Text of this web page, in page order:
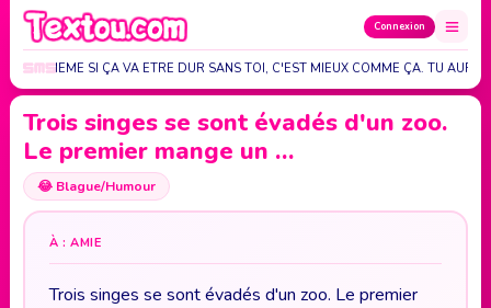
Connexion
MOI. MEME SI ÇA VA ETRE DUR SANS TOI, C'EST MIEUX COMME ÇA. TU AURA…
Trois singes se sont évadés d'un zoo.
Le premier mange un …
😂 Blague/Humour
À : AMIE
Trois singes se sont évadés d'un zoo. Le premier